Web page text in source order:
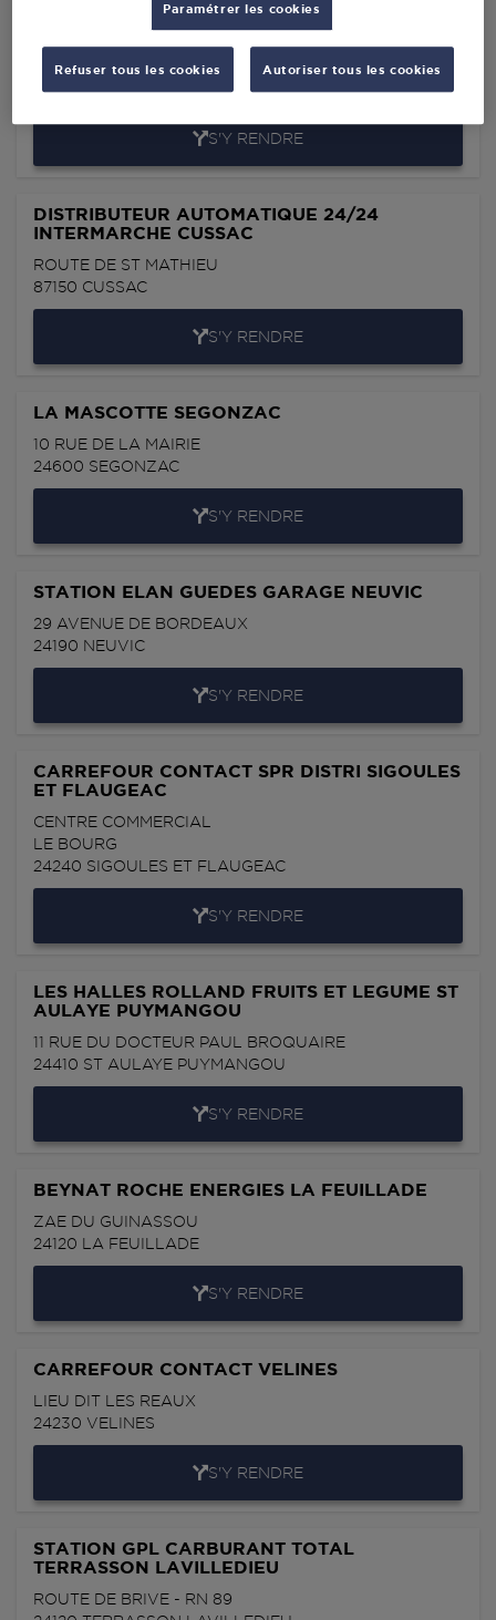
LES PETITS PLATS DE LA VALLEE ST
GERMAIN DU SALEMBRE
ROUTE DE SAINT ASTIER
24190ST GERMAIN DU SALEMBRE
S'Y RENDRE
DISTRIBUTEUR AUTOMATIQUE 24/24
INTERMARCHE CUSSAC
ROUTE DE ST MATHIEU
87150 CUSSAC
S'Y RENDRE
LA MASCOTTE SEGONZAC
10 RUE DE LA MAIRIE
24600 SEGONZAC
S'Y RENDRE
STATION ELAN GUEDES GARAGE NEUVIC
29 AVENUE DE BORDEAUX
24190 NEUVIC
S'Y RENDRE
CARREFOUR CONTACT SPR DISTRI SIGOULES
ET FLAUGEAC
CENTRE COMMERCIAL
LE BOURG
24240 SIGOULES ET FLAUGEAC
S'Y RENDRE
LES HALLES ROLLAND FRUITS ET LEGUME ST
AULAYE PUYMANGOU
11 RUE DU DOCTEUR PAUL BROQUAIRE
24410 ST AULAYE PUYMANGOU
S'Y RENDRE
BEYNAT ROCHE ENERGIES LA FEUILLADE
ZAE DU GUINASSOU
24120 LA FEUILLADE
S'Y RENDRE
CARREFOUR CONTACT VELINES
LIEU DIT LES REAUX
24230 VELINES
S'Y RENDRE
STATION GPL CARBURANT TOTAL
TERRASSON LAVILLEDIEU
ROUTE DE BRIVE - RN 89
Paramétrer les cookies
Refuser tous les cookies Autoriser tous les cookies